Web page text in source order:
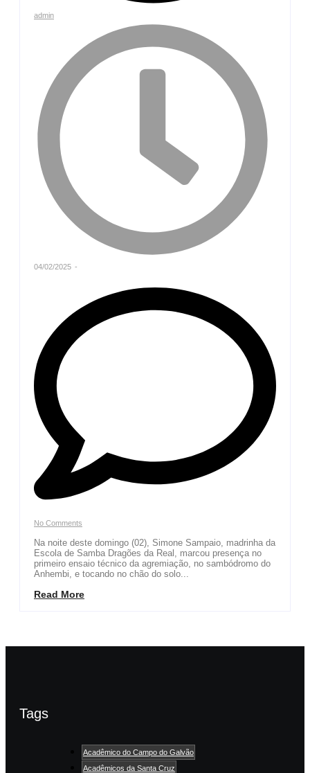
admin
04/02/2025 -
No Comments
Na noite deste domingo (02), Simone Sampaio, madrinha da
Escola de Samba Dragões da Real, marcou presença no
primeiro ensaio técnico da agremiação, no sambódromo do
Anhembi, e tocando no chão do solo...
Read More
Tags
Acadêmico do Campo do Galvão
Acadêmicos da Santa Cruz